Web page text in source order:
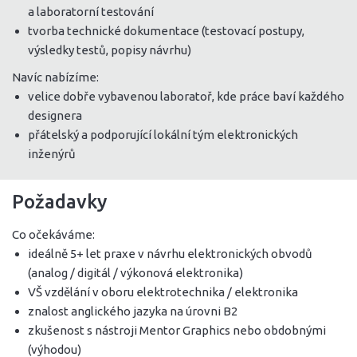
a laboratorní testování
tvorba technické dokumentace (testovací postupy,
výsledky testů, popisy návrhu)
Navíc nabízíme:
velice dobře vybavenou laboratoř, kde práce baví každého
designera
přátelský a podporující lokální tým elektronických
inženýrů
Požadavky
Co očekáváme:
ideálně 5+ let praxe v návrhu elektronických obvodů
(analog / digitál / výkonová elektronika)
VŠ vzdělání v oboru elektrotechnika / elektronika
znalost anglického jazyka na úrovni B2
zkušenost s nástroji Mentor Graphics nebo obdobnými
(výhodou)